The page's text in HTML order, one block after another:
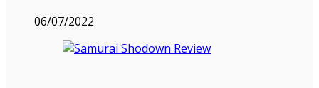
06/07/2022